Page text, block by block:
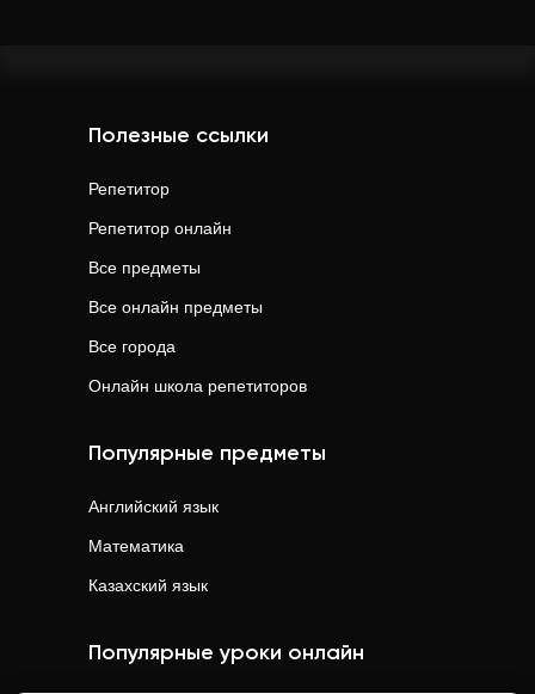
Полезные ссылки
Репетитор
Репетитор онлайн
Все предметы
Все онлайн предметы
Все города
Онлайн школа репетиторов
Популярные предметы
Английский язык
Математика
Казахский язык
Популярные уроки онлайн